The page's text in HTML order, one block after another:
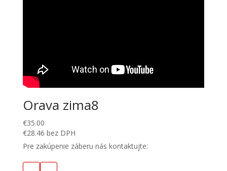
Orava zima8
€35.00
€28.46 bez DPH
Pre zakúpenie záberu nás kontaktujte: